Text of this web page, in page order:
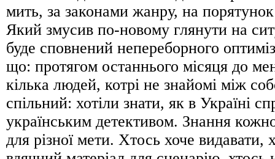
мить, за законами жанру, на
Який змусив по-новому глянути на
буде сповнений непереборного
що: протягом останнього місяця до
кілька людей, котрі не знайомі між
спільний: хотіли знати, як в Україні
українським детективом. Знання
для різної мети. Хтось хоче видавати,